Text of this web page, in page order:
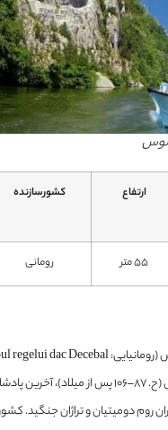
ارتفاع کشورسازنده
55 متر رومانی
عظیمی از صورت دسبالوس (ح. 87–106 پس از
روم دومیتیان و تراژان جنگید.